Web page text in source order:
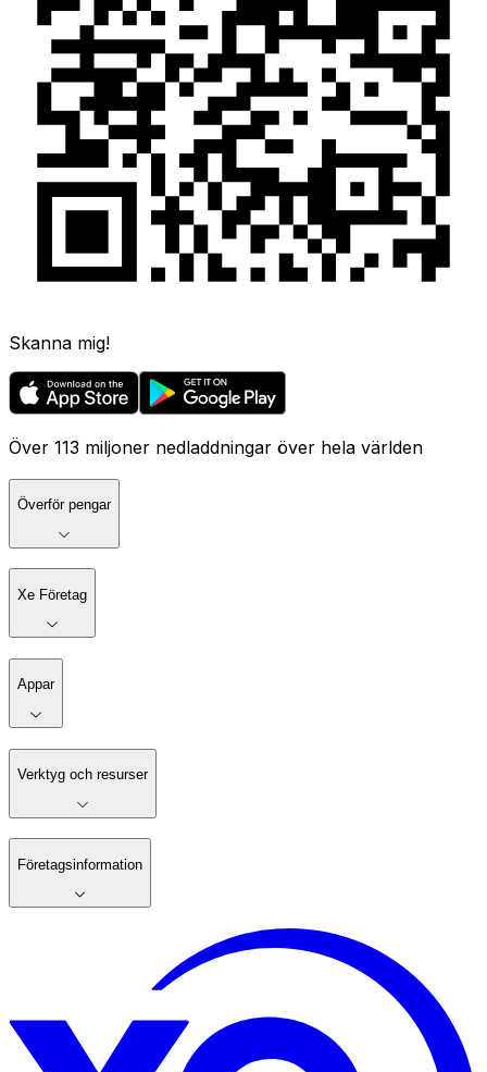
Skanna mig!
Över 113 miljoner nedladdningar över hela världen
Överför pengar
Xe Företag
Appar
Verktyg och resurser
Företagsinformation